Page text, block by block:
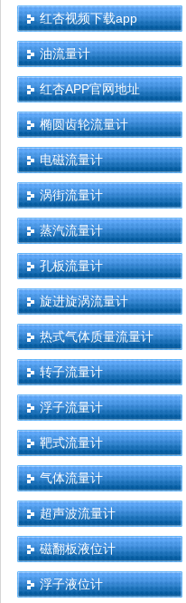
红杏视频下载app
油流量计
红杏APP官网地址
椭圆齿轮流量计
电磁流量计
涡街流量计
蒸汽流量计
孔板流量计
旋进旋涡流量计
热式气体质量流量计
转子流量计
浮子流量计
靶式流量计
气体流量计
超声波流量计
磁翻板液位计
浮子液位计